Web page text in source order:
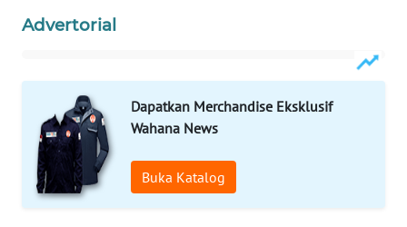
Advertorial
Dapatkan Merchandise Eksklusif
Wahana News
Buka Katalog
WAHANA
WAHANA
TRAVEL
WAHANA
TV